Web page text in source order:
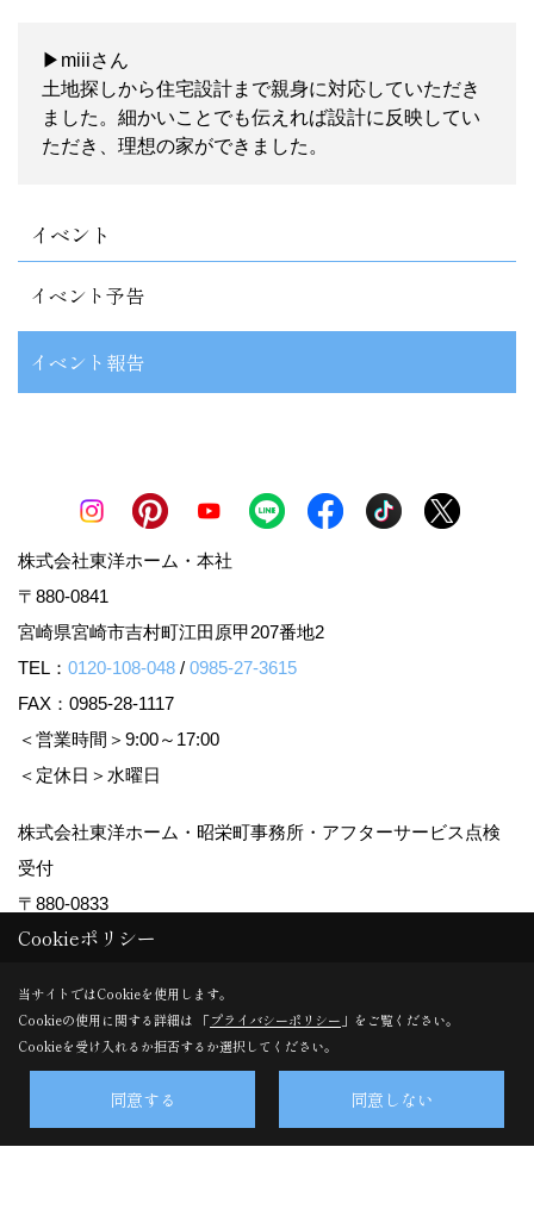
▶miiiさん
土地探しから住宅設計まで親身に対応していただき
ました。細かいことでも伝えれば設計に反映してい
ただき、理想の家ができました。
イベント
イベント予告
イベント報告
株式会社東洋ホーム・本社
〒880-0841
宮崎県宮崎市吉村町江田原甲207番地2
TEL： 0120-108-048 / 0985-27-3615
FAX：0985-28-1117
＜営業時間＞9:00～17:00
＜定休日＞水曜日
株式会社東洋ホーム・昭栄町事務所・アフターサービス点検
受付
〒880-0833
宮崎県宮崎市昭栄町160番地
FAX：0985-29-5456
＜営業時間＞9:00～17:00
Cookieポリシー
当サイトではCookieを使用します。
Cookieの使用に関する詳細は 「プライバシーポリシー 」をご覧ください。
Cookieを受け入れるか拒否するか選択してください。
同意する 同意しない